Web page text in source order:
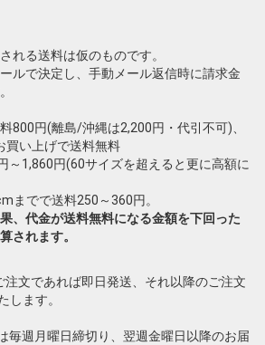
れる送料は仮のものです。
ルで決定し、手動メール返信時に請求金
800円(離島/沖縄は2,200円・代引不可)、
買い上げで送料無料
～1,860円(60サイズを超えると更に高額に
までで送料250～360円。
、代金が送料無料になる金額を下回った
されます。
注文であれば即日発送、それ以降のご注文
します。
毎週月曜日締切り、翌週金曜日以降のお届